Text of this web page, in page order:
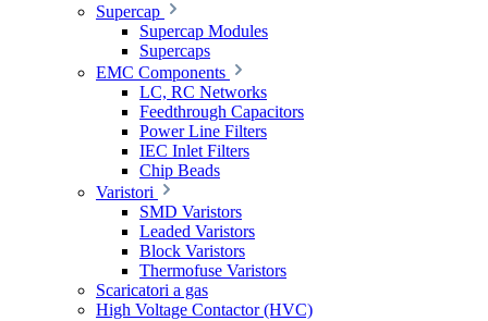
Supercap
Supercap Modules
Supercaps
EMC Components
LC, RC Networks
Feedthrough Capacitors
Power Line Filters
IEC Inlet Filters
Chip Beads
Varistori
SMD Varistors
Leaded Varistors
Block Varistors
Thermofuse Varistors
Scaricatori a gas
High Voltage Contactor (HVC)